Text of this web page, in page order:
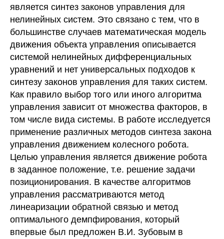
является синтез законов управления для
нелинейных систем. Это связано с тем, что в
большинстве случаев математическая модель
движения объекта управления описывается
системой нелинейных дифференциальных
уравнений и нет универсальных подходов к
синтезу законов управления для таких систем.
Как правило выбор того или иного алгоритма
управления зависит от множества факторов, в
том числе вида системы. В работе исследуется
применение различных методов синтеза закона
управления движением колесного робота.
Целью управления является движение робота
в заданное положение, т.е. решение задачи
позиционирования. В качестве алгоритмов
управления рассматриваются метод
линеаризации обратной связью и метод
оптимального демпфирования, который
впервые был предложен В.И. Зубовым в